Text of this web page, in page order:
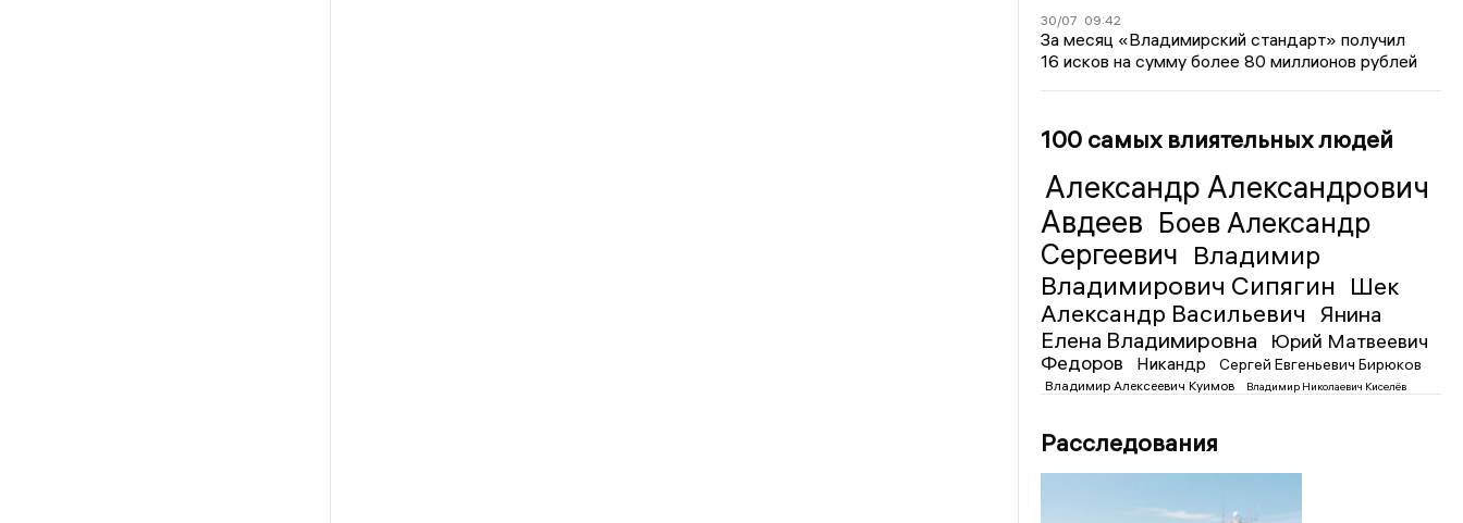
30/07 09:42
За месяц «Владимирский стандарт» получил
16 исков на сумму более 80 миллионов рублей
100 самых влиятельных людей
Александр Александрович
Авдеев Боев Александр
Сергеевич Владимир
Владимирович Сипягин Шек
Александр Васильевич
Янина
Елена Владимировна
Юрий Матвеевич
Федоров
Никандр Сергей Евгеньевич Бирюков
Владимир Алексеевич Куимов Владимир Николаевич Киселёв
Расследования